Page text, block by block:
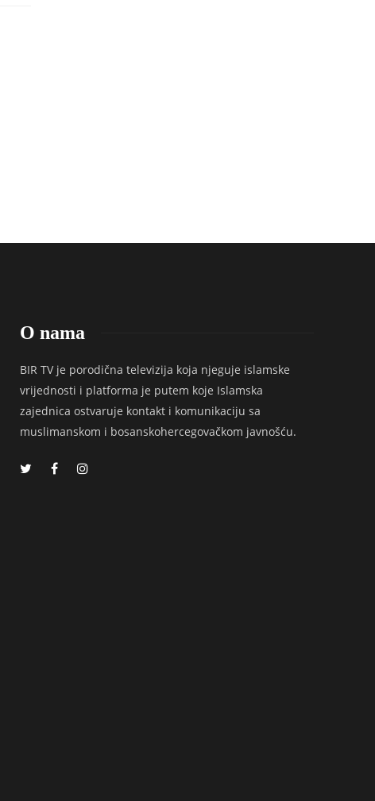
O nama
BIR TV je porodična televizija koja njeguje islamske
vrijednosti i platforma je putem koje Islamska
zajednica ostvaruje kontakt i komunikaciju sa
muslimanskom i bosanskohercegovačkom javnošću.